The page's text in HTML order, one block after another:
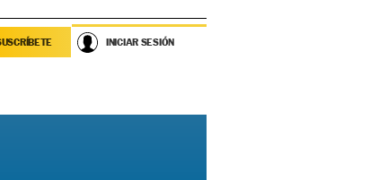
INICIAR SESIÓN